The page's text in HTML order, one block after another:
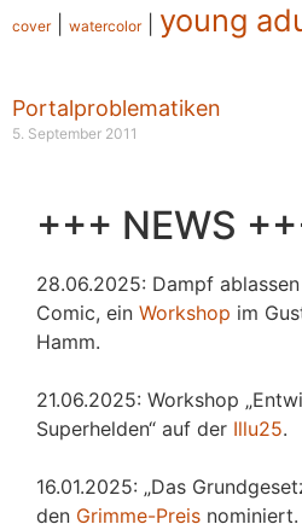
cover| watercolor| young
Portalproblematiken
5. September 2011
+++ NEWS
28.06.2025: Dampf
Comic, ein Workshop im
Hamm.
21.06.2025: Workshop
Superhelden“ auf der Illu25.
16.01.2025: „Das
den Grimme-Preis nominiert.